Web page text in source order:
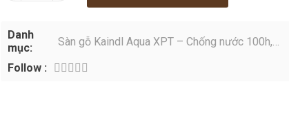
Danh
mục:
Sàn gỗ Kaindl Aqua XPT – Chống nước 100h,
Follow :